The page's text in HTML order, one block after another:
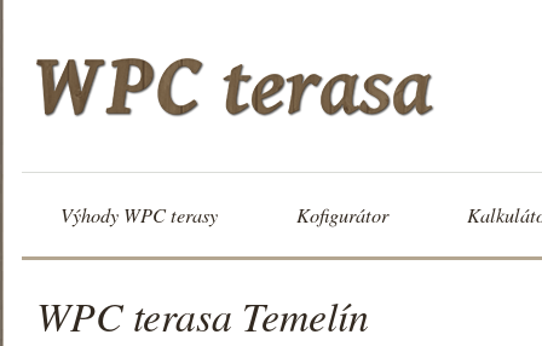
Výhody WPC terasy Kofigurátor
WPC terasa Temelín